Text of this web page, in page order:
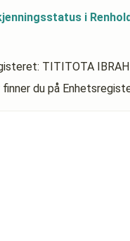
i
TITITOTA
du på